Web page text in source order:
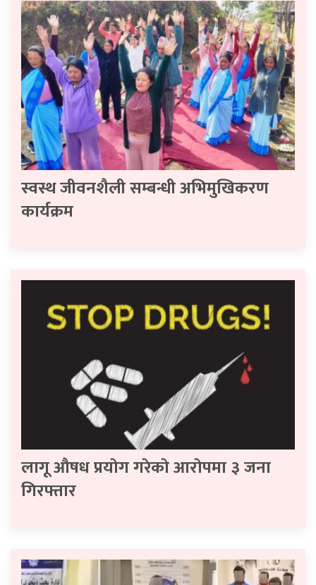
स्वस्थ जीवनशैली सम्बन्धी अभिमुखिकरण
कार्यक्रम
लागू औषध प्रयाेग गरेकाे आराेपमा ३ जना
गिरफ्तार